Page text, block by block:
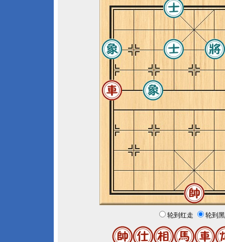
轮到红走 轮到